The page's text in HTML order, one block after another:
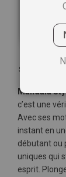
Soyez le
Mandala
c’est une
Avec ses
instant en
débutant ou
uniques qui
esprit.